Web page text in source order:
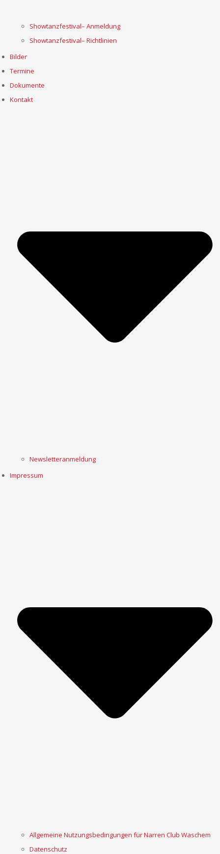
Showtanzfestival– Anmeldung
Showtanzfestival– Richtlinien
Bilder
Termine
Dokumente
Kontakt
Newsletteranmeldung
Impressum
Allgemeine Nutzungsbedingungen für Narren Club Waschem
Datenschutz